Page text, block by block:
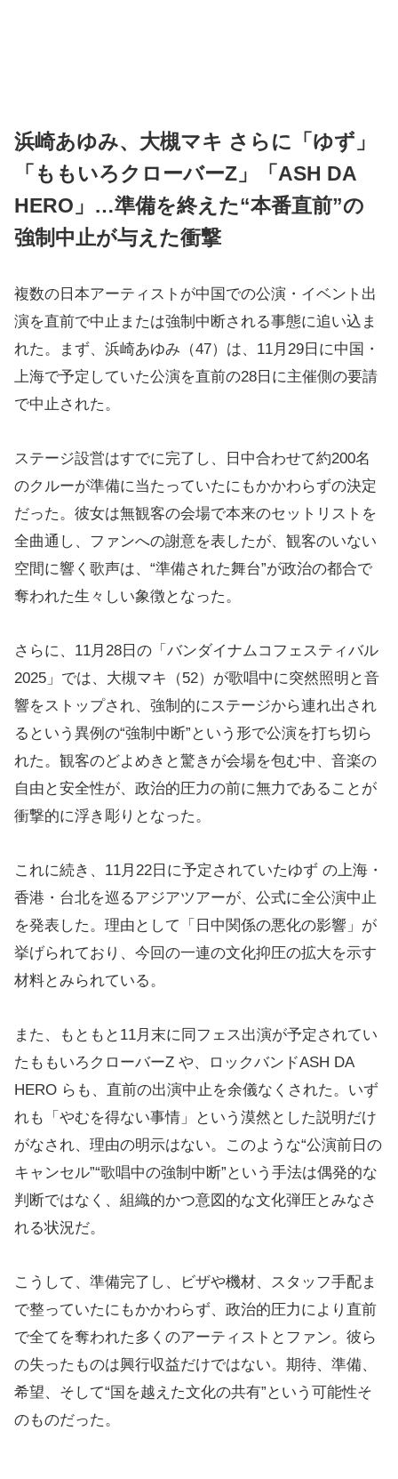
浜崎あゆみ、大槻マキ さらに「ゆず」
「ももいろクローバーZ」「ASH DA
HERO」…準備を終えた“本番直前”の
強制中止が与えた衝撃
複数の日本アーティストが中国での公演・イベント出
演を直前で中止または強制中断される事態に追い込ま
れた。まず、浜崎あゆみ（47）は、11月29日に中国・
上海で予定していた公演を直前の28日に主催側の要請
で中止された。
ステージ設営はすでに完了し、日中合わせて約200名
のクルーが準備に当たっていたにもかかわらずの決定
だった。彼女は無観客の会場で本来のセットリストを
全曲通し、ファンへの謝意を表したが、観客のいない
空間に響く歌声は、“準備された舞台”が政治の都合で
奪われた生々しい象徴となった。
さらに、11月28日の「バンダイナムコフェスティバル
2025」では、大槻マキ（52）が歌唱中に突然照明と音
響をストップされ、強制的にステージから連れ出され
るという異例の“強制中断”という形で公演を打ち切ら
れた。観客のどよめきと驚きが会場を包む中、音楽の
自由と安全性が、政治的圧力の前に無力であることが
衝撃的に浮き彫りとなった。
これに続き、11月22日に予定されていたゆず の上海・
香港・台北を巡るアジアツアーが、公式に全公演中止
を発表した。理由として「日中関係の悪化の影響」が
挙げられており、今回の一連の文化抑圧の拡大を示す
材料とみられている。
また、もともと11月末に同フェス出演が予定されてい
たももいろクローバーZ や、ロックバンドASH DA
HERO らも、直前の出演中止を余儀なくされた。いず
れも「やむを得ない事情」という漠然とした説明だけ
がなされ、理由の明示はない。このような“公演前日の
キャンセル”“歌唱中の強制中断”という手法は偶発的な
判断ではなく、組織的かつ意図的な文化弾圧とみなさ
れる状況だ。
こうして、準備完了し、ビザや機材、スタッフ手配ま
で整っていたにもかかわらず、政治的圧力により直前
で全てを奪われた多くのアーティストとファン。彼ら
の失ったものは興行収益だけではない。期待、準備、
希望、そして“国を越えた文化の共有”という可能性そ
のものだった。